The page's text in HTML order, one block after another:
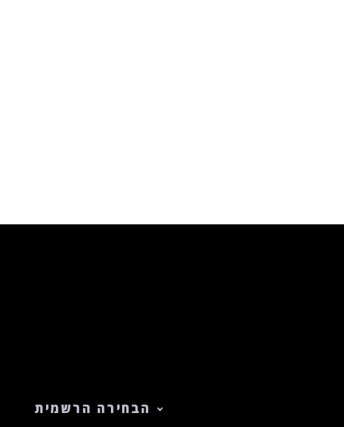
הבחירה הרשמית